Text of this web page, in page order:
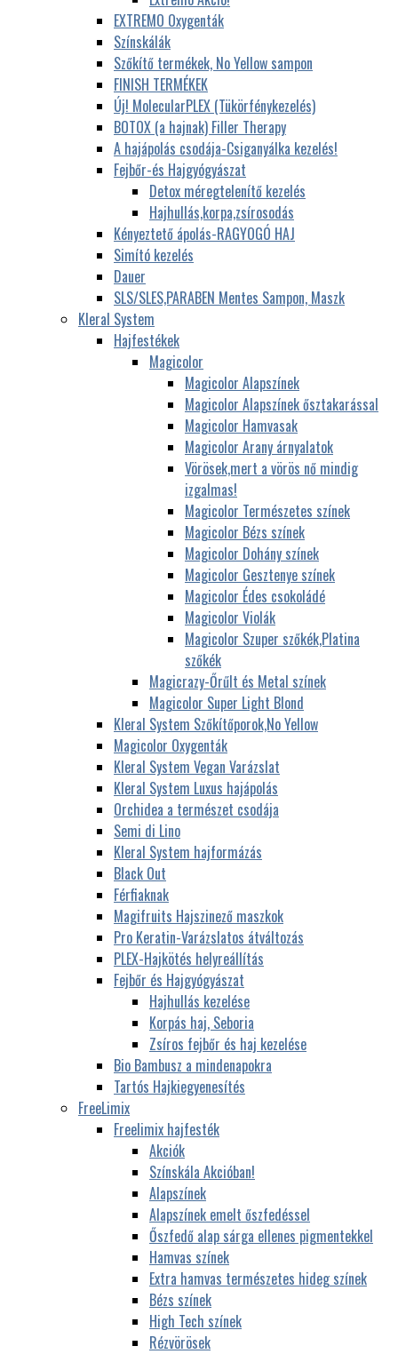
EXTREMO Oxygenták
Színskálák
Szőkítő termékek, No Yellow sampon
FINISH TERMÉKEK
Új! MolecularPLEX (Tükörfénykezelés)
BOTOX (a hajnak) Filler Therapy
A hajápolás csodája-Csiganyálka kezelés!
Fejbőr-és Hajgyógyászat
Detox méregtelenítő kezelés
Hajhullás,korpa,zsírosodás
Kényeztető ápolás-RAGYOGÓ HAJ
Simító kezelés
Dauer
SLS/SLES,PARABEN Mentes Sampon, Maszk
Kleral System
Hajfestékek
Magicolor
Magicolor Alapszínek
Magicolor Alapszínek ősztakarással
Magicolor Hamvasak
Magicolor Arany árnyalatok
Vörösek,mert a vörös nő mindig
izgalmas!
Magicolor Természetes színek
Magicolor Bézs színek
Magicolor Dohány színek
Magicolor Gesztenye színek
Magicolor Édes csokoládé
Magicolor Violák
Magicolor Szuper szőkék,Platina
szőkék
Magicrazy-Őrűlt és Metal színek
Magicolor Super Light Blond
Kleral System Szőkítőporok,No Yellow
Magicolor Oxygenták
Kleral System Vegan Varázslat
Kleral System Luxus hajápolás
Orchidea a természet csodája
Semi di Lino
Kleral System hajformázás
Black Out
Férfiaknak
Magifruits Hajszinező maszkok
Pro Keratin-Varázslatos átváltozás
PLEX-Hajkötés helyreállítás
Fejbőr és Hajgyógyászat
Hajhullás kezelése
Korpás haj, Seboria
Zsíros fejbőr és haj kezelése
Bio Bambusz a mindenapokra
Tartós Hajkiegyenesítés
FreeLimix
Freelimix hajfesték
Akciók
Színskála Akcióban!
Alapszínek
Alapszínek emelt őszfedéssel
Őszfedő alap sárga ellenes pigmentekkel
Hamvas színek
Extra hamvas természetes hideg színek
Bézs színek
High Tech színek
Rézvörösek